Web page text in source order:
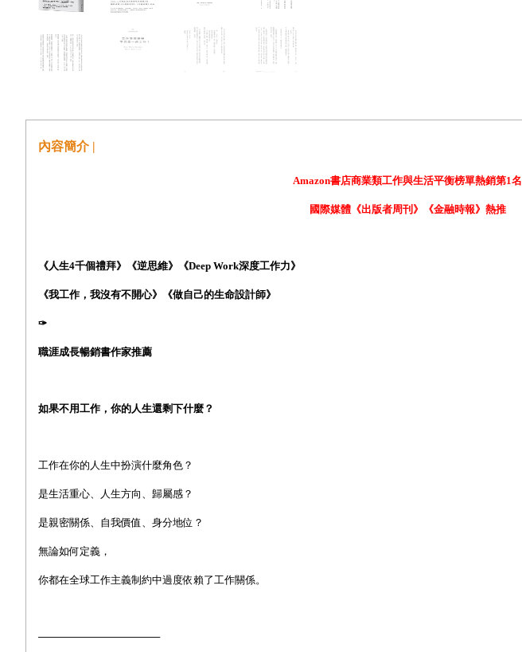
內容簡介 |
Amazon書店商業類工作與生活平衡榜單熱銷第1名
國際媒體《出版者周刊》《金融時報》熱推
《人生4千個禮拜》《逆思維》《Deep Work深度工作力》
《我工作，我沒有不開心》《做自己的生命設計師》
✑
職涯成長暢銷書作家推薦
如果不用工作，你的人生還剩下什麼？
工作在你的人生中扮演什麼角色？
是生活重心、人生方向、歸屬感？
是親密關係、自我價值、身分地位？
無論如何定義，
你都在全球工作主義制約中過度依賴了工作關係。
─────────────────